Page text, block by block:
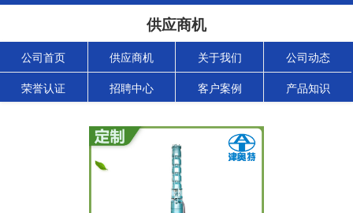
供应商机
公司首页 供应商机 关于我们 公司动态
荣誉认证 招聘中心 客户案例 产品知识